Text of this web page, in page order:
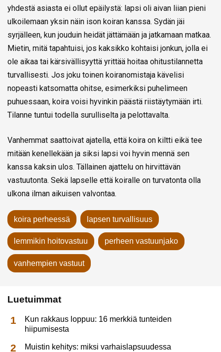
yhdestä asiasta ei ollut epäilystä: lapsi oli aivan liian pieni
ulkoilemaan yksin näin ison koiran kanssa. Sydän jäi
syrjälleen, kun jouduin heidät jättämään ja jatkamaan matkaa.
Mietin, mitä tapahtuisi, jos kaksikko kohtaisi jonkun, jolla ei
ole aikaa tai kärsivällisyyttä yrittää hoitaa ohitustilannetta
turvallisesti. Jos joku toinen koiranomistaja kävelisi
nopeasti katsomatta ohitse, esimerkiksi puhelimeen
puhuessaan, koira voisi hyvinkin päästä riistäytymään irti.
Tilanne tuntui todella surulliselta ja pelottavalta.
Vanhemmat saattoivat ajatella, että koira on kiltti eikä tee
mitään kenellekään ja siksi lapsi voi hyvin mennä sen
kanssa kaksin ulos. Tällainen ajattelu on hirvittävän
vastuutonta. Sekä lapselle että koiralle on turvatonta olla
ulkona ilman aikuisen valvontaa.
koira perheessä lapsen turvallisuus
lemmikin hoitovastuu perheen vastuunjako
vanhempien vastuut
Luetuimmat
Kun rakkaus loppuu: 16 merkkiä tunteiden
hiipumisesta
Muistin kehitys: miksi varhaislapsuudessa